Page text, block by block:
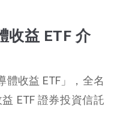
收益 ETF 介
體收益 ETF」，全名
ETF 證券投資信託